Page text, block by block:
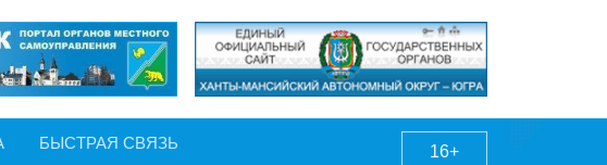
БЫСТРАЯ СВЯЗЬ 16+